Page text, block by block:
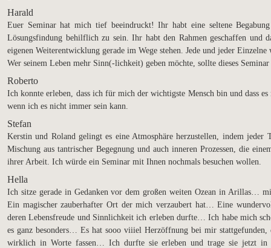
Harald
Euer Seminar hat mich tief beeindruckt! Ihr habt eine seltene
Lösungsfindung behilflich zu sein. Ihr habt den Rahmen geschaffen und
eigenen Weiterentwicklung gerade im Wege stehen. Jede und jeder
Wer seinem Leben mehr Sinn(-lichkeit) geben möchte, sollte dieses Seminar
Roberto
Ich konnte erleben, dass ich für mich der wichtigste Mensch bin und dass
wenn ich es nicht immer sein kann.
Stefan
Kerstin und Roland gelingt es eine Atmosphäre herzustellen, indem jeder
Mischung aus tantrischer Begegnung und auch inneren Prozessen, die
ihrer Arbeit. Ich würde ein Seminar mit Ihnen nochmals besuchen wollen.
Hella
Ich sitze gerade in Gedanken vor dem großen weiten Ozean in Arillas…
Ein magischer zauberhafter Ort der mich verzaubert hat… Eine
deren Lebensfreude und Sinnlichkeit ich erleben durfte… Ich habe mich
es ganz besonders… Es hat sooo viiiel Herzöffnung bei mir
wirklich in Worte fassen… Ich durfte sie erleben und trage sie jetzt in